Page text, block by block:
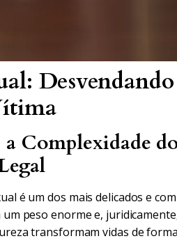
Complexidade
é um dos mais delicados e
peso enorme e,
transformam vidas de